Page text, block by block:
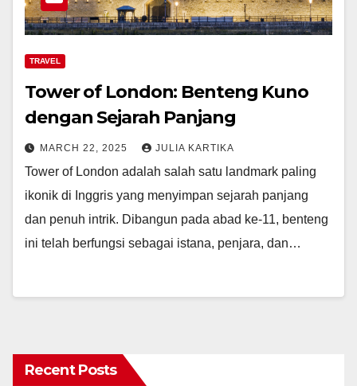
TRAVEL
Tower of London: Benteng Kuno
dengan Sejarah Panjang
MARCH 22, 2025 JULIA KARTIKA
Tower of London adalah salah satu landmark paling
ikonik di Inggris yang menyimpan sejarah panjang
dan penuh intrik. Dibangun pada abad ke-11, benteng
ini telah berfungsi sebagai istana, penjara, dan…
Recent Posts